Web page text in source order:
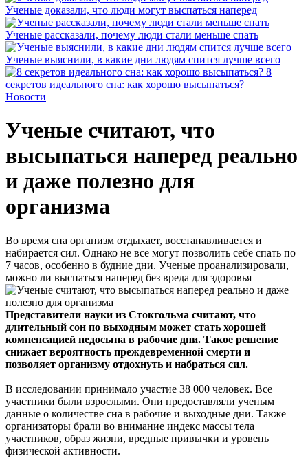
Ученые доказали, что люди могут выспаться наперед
Ученые рассказали, почему люди стали меньше спать
Ученые выяснили, в какие дни людям спится лучше всего
8
секретов идеального сна: как хорошо высыпаться?
Новости
Ученые считают, что
высыпаться наперед реально
и даже полезно для
организма
Во время сна организм отдыхает, восстанавливается и
набирается сил. Однако не все могут позволить себе спать по
7 часов, особенно в будние дни. Ученые проанализировали,
можно ли выспаться наперед без вреда для здоровья
Представители науки из Стокгольма считают, что
длительный сон по выходным может стать хорошей
компенсацией недосыпа в рабочие дни. Такое решение
снижает вероятность преждевременной смерти и
позволяет организму отдохнуть и набраться сил.
В исследовании принимало участие 38 000 человек. Все
участники были взрослыми. Они предоставляли ученым
данные о количестве сна в рабочие и выходные дни. Также
организаторы брали во внимание индекс массы тела
участников, образ жизни, вредные привычки и уровень
физической активности.